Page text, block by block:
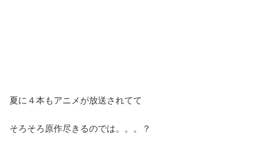
夏に４本もアニメが放送されてて
そろそろ原作尽きるのでは。。。？